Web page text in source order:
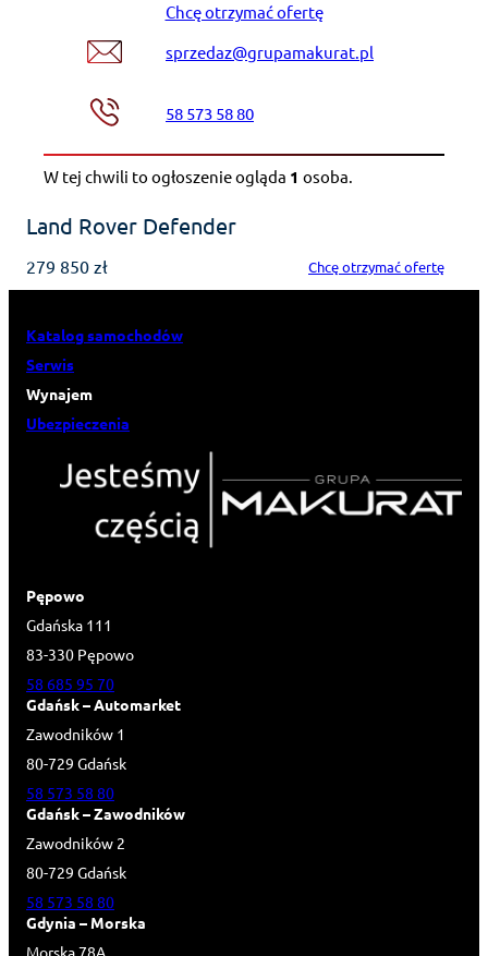
Chcę otrzymać ofertę
sprzedaz@grupamakurat.pl
58 573 58 80
W tej chwili to ogłoszenie ogląda 1 osoba.
Land Rover Defender
279 850 zł Chcę otrzymać ofertę
Katalog samochodów
Serwis
Wynajem
Ubezpieczenia
Pępowo
Gdańska 111
83-330 Pępowo
58 685 95 70
Gdańsk – Automarket
Zawodników 1
80-729 Gdańsk
58 573 58 80
Gdańsk – Zawodników
Zawodników 2
80-729 Gdańsk
58 573 58 80
Gdynia – Morska
Morska 78A